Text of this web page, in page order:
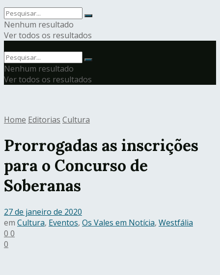
Nenhum resultado
Ver todos os resultados
Nenhum resultado
Ver todos os resultados
Home Editorias Cultura
Prorrogadas as inscrições
para o Concurso de
Soberanas
27 de janeiro de 2020
em Cultura, Eventos, Os Vales em Notícia, Westfália
0 0
0